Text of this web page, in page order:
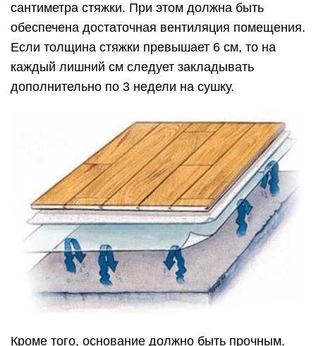
сантиметра стяжки. При этом должна быть
обеспечена достаточная вентиляция помещения.
Если толщина стяжки превышает 6 см, то на
каждый лишний см следует закладывать
дополнительно по 3 недели на сушку.
Кроме того, основание должно быть прочным.